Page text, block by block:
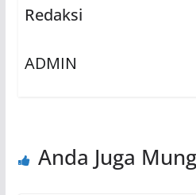
Redaksi
ADMIN
Anda Juga